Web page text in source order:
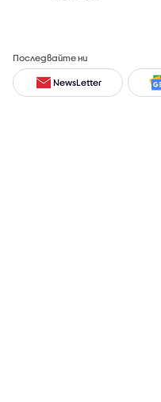
Последвайте ни
NewsLetter